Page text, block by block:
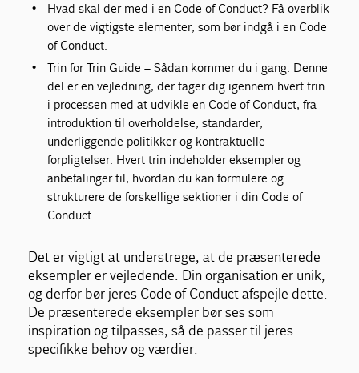
Hvad skal der med i en Code of Conduct? Få overblik
over de vigtigste elementer, som bør indgå i en Code
of Conduct.
Trin for Trin Guide – Sådan kommer du i gang. Denne
del er en vejledning, der tager dig igennem hvert trin
i processen med at udvikle en Code of Conduct, fra
introduktion til overholdelse, standarder,
underliggende politikker og kontraktuelle
forpligtelser. Hvert trin indeholder eksempler og
anbefalinger til, hvordan du kan formulere og
strukturere de forskellige sektioner i din Code of
Conduct.
Det er vigtigt at understrege, at de præsenterede
eksempler er vejledende. Din organisation er unik,
og derfor bør jeres Code of Conduct afspejle dette.
De præsenterede eksempler bør ses som
inspiration og tilpasses, så de passer til jeres
specifikke behov og værdier.